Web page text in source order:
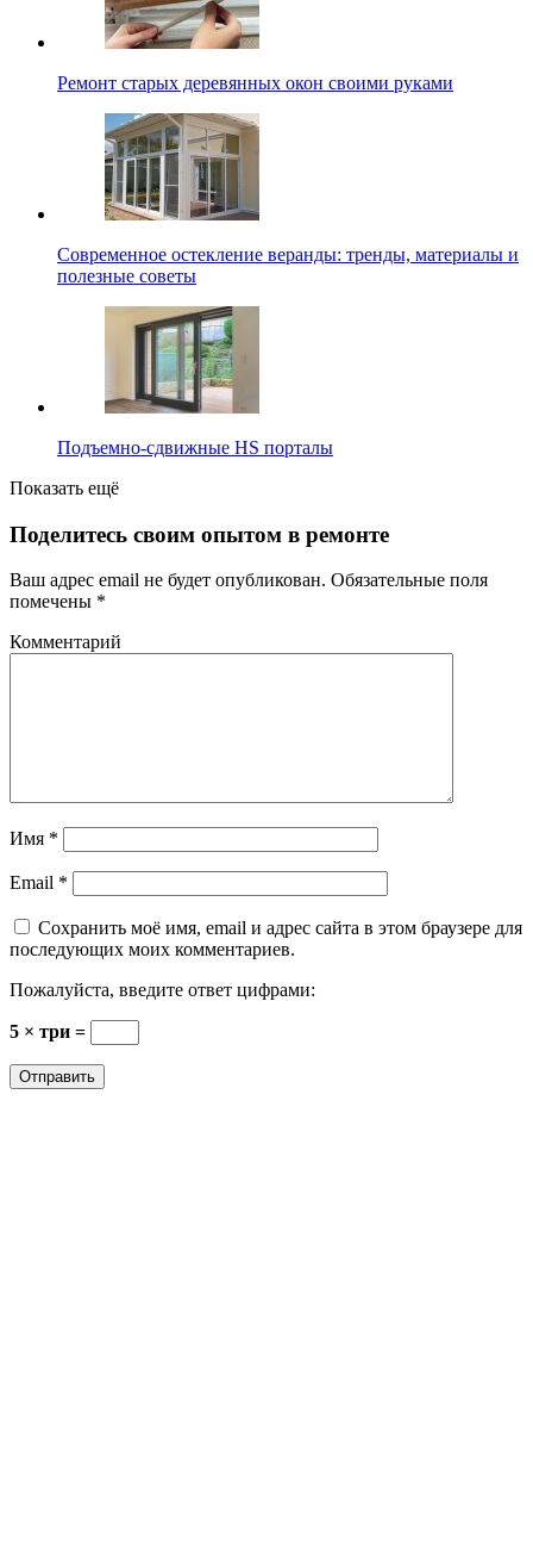
Ремонт старых деревянных окон своими руками
Современное остекление веранды: тренды, материалы и
полезные советы
Подъемно-сдвижные HS порталы
Показать ещё
Поделитесь своим опытом в ремонте
Ваш адрес email не будет опубликован. Обязательные поля
помечены *
Комментарий
Имя *
Email *
Сохранить моё имя, email и адрес сайта в этом браузере для
последующих моих комментариев.
Пожалуйста, введите ответ цифрами:
5 × три =